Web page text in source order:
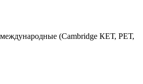
(Cambridge КЕТ, РЕТ,